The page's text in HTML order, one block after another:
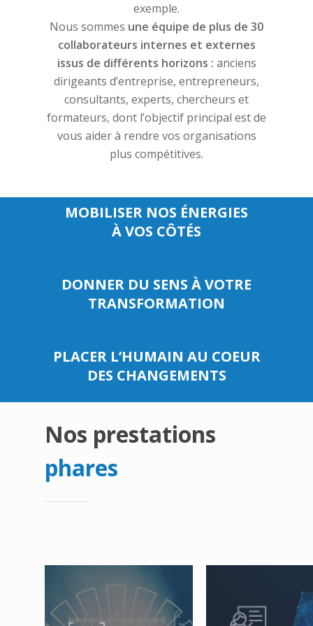
exemple.
Nous sommes une équipe de plus de 30
collaborateurs internes et externes
issus de différents horizons : anciens
dirigeants d’entreprise, entrepreneurs,
consultants, experts, chercheurs et
formateurs, dont l’objectif principal est de
vous aider à rendre vos organisations
plus compétitives.
MOBILISER NOS ÉNERGIES
À VOS CÔTÉS
DONNER DU SENS À VOTRE
TRANSFORMATION
PLACER L’HUMAIN AU COEUR
DES CHANGEMENTS
Nos prestations
phares